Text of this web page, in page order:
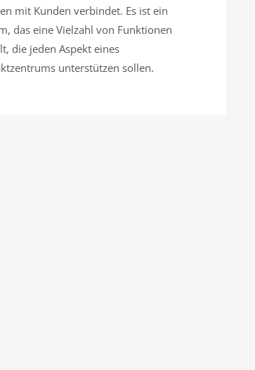
mit Kunden verbindet. Es ist ein
das eine Vielzahl von Funktionen
die jeden Aspekt eines
unterstützen sollen.